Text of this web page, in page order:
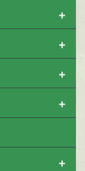
+
+
+
+
+